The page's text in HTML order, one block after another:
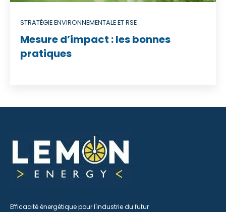
STRATÉGIE ENVIRONNEMENTALE ET RSE
Mesure d’impact : les bonnes
pratiques
Efficacité énergétique pour l'industrie du futur